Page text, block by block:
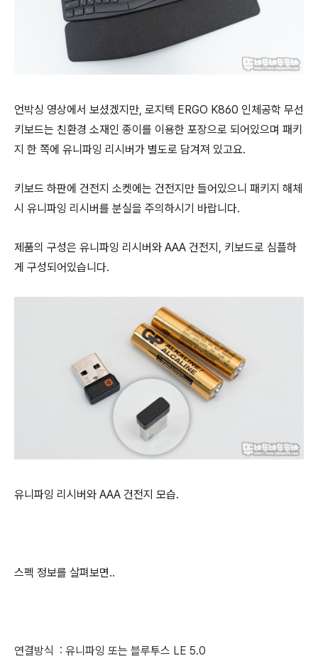
언박싱 영상에서 보셨겠지만, 로지텍 ERGO K860 인체공학 무선
키보드는 친환경 소재인 종이를 이용한 포장으로 되어있으며 패키
지 한 쪽에 유니파잉 리시버가 별도로 담겨져 있고요.
키보드 하판에 건전지 소켓에는 건전지만 들어있으니 패키지 해체
시 유니파잉 리시버를 분실을 주의하시기 바랍니다.
제품의 구성은 유니파잉 리시버와 AAA 건전지, 키보드로 심플하
게 구성되어있습니다.
유니파잉 리시버와 AAA 건전지 모습.
스펙 정보를 살펴보면..
연결방식 : 유니파잉 또는 블루투스 LE 5.0